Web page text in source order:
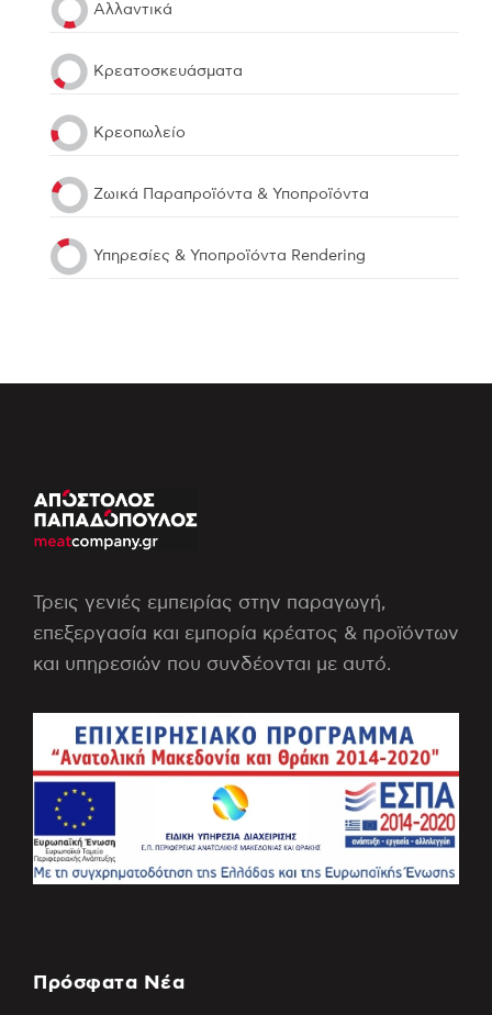
Αλλαντικά
Κρεατοσκευάσματα
Kρεοπωλείο
Ζωικά Παραπροϊόντα & Υποπροϊόντα
Υπηρεσίες & Υποπροϊόντα Rendering
Τρεις γενιές εμπειρίας στην παραγωγή,
επεξεργασία και εμπορία κρέατος & προϊόντων
και υπηρεσιών που συνδέονται με αυτό.
Πρόσφατα Νέα